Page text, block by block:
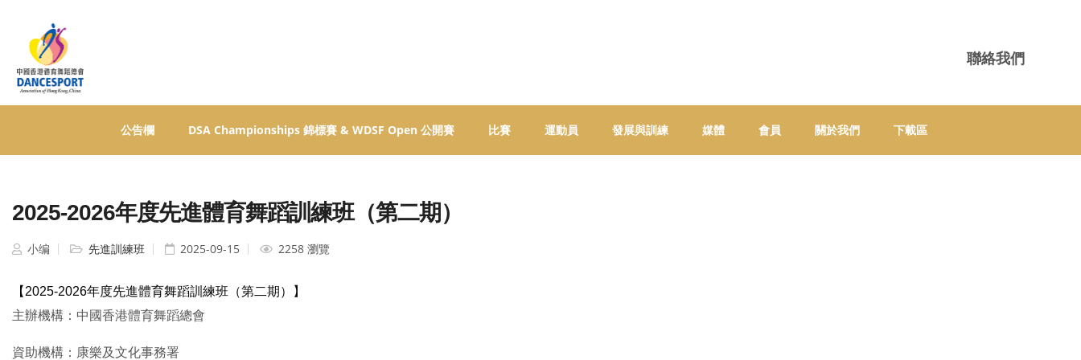
聯絡我們
公告欄 DSA Championships 錦標賽 & WDSF Open 公開賽 比賽 運動員 發展與訓練 媒體 會員 關於我們 下載區
2025-2026年度先進體育舞蹈訓練班（第二期）
小编 先進訓練班 2025-09-15 2258 瀏覽
【2025-2026年度先進體育舞蹈訓練班（第二期）】
主辦機構：中國香港體育舞蹈總會
資助機構：康樂及文化事務署